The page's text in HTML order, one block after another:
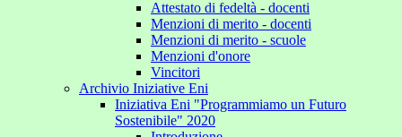
Attestato di fedeltà - docenti
Menzioni di merito - docenti
Menzioni di merito - scuole
Menzioni d'onore
Vincitori
Archivio Iniziative Eni
Iniziativa Eni "Programmiamo un Futuro
Sostenibile" 2020